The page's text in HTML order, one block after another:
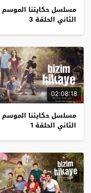
مسلسل حكايتنا الموسم
الثاني الحلقة 3
02:08:18
مسلسل حكايتنا الموسم
الثاني الحلقة 1